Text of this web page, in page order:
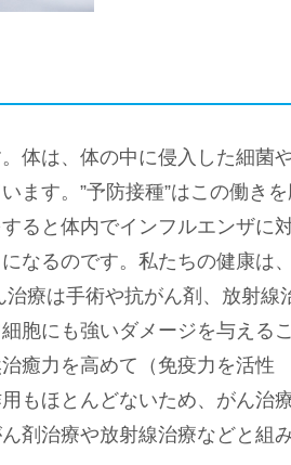
体は、体の中に侵入した細菌
ます。”予防接種”はこの働きを
ると体内でインフルエンザに
なるのです。私たちの健康は、
療は手術や抗がん剤、放射線
胞にも強いダメージを与えるこ
癒力を高めて（免疫力を活性
もほとんどないため、がん治
剤治療や放射線治療などと組